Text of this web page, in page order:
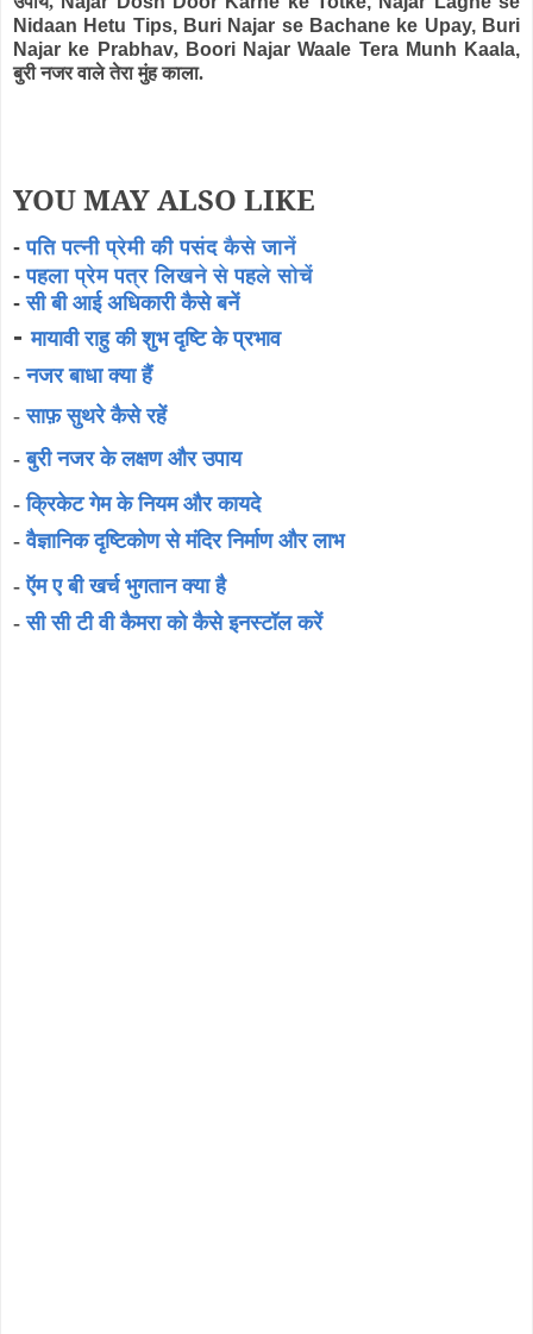
Nidaan Hetu Tips, Buri Najar se Bachane ke Upay, Buri
Najar ke Prabhav, Boori Najar Waale Tera Munh Kaala,
बुरी नजर वाले तेरा मुंह काला.
YOU MAY ALSO LIKE
-पति पत्नी प्रेमी की पसंद कैसे जानें
-पहला प्रेम पत्र लिखने से पहले सोचें
-सी बी आई अधिकारी कैसे बनें
-मायावी राहु की शुभ दृष्टि के प्रभाव
-नजर बाधा क्या हैं
- साफ़ सुथरे कैसे रहें
-बुरी नजर के लक्षण और उपाय
-क्रिकेट गेम के नियम और कायदे
-वैज्ञानिक दृष्टिकोण से मंदिर निर्माण और लाभ
-ऍम ए बी खर्च भुगतान क्या है
-सी सी टी वी कैमरा को कैसे इनस्टॉल करें